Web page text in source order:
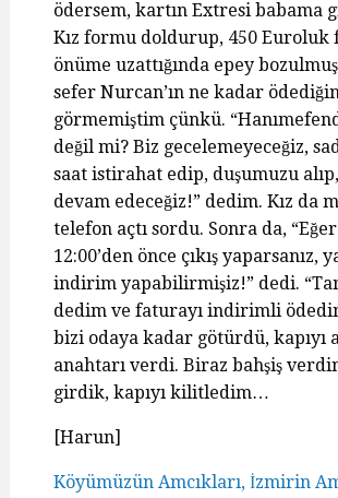
ödersem, kartın Extresi babama
Kız formu doldurup, 450 Euroluk
önüme uzattığında epey
sefer Nurcan’ın ne kadar
görmemiştim çünkü.
değil mi? Biz gecelemeyeceğiz,
saat istirahat edip, duşumuzu
devam edeceğiz!” dedim. Kız da
telefon açtı sordu. Sonra da,
12:00’den önce çıkış yaparsanız,
indirim yapabilirmişiz!” dedi.
dedim ve faturayı indirimli
bizi odaya kadar götürdü, kapıyı
anahtarı verdi. Biraz bahşiş
girdik, kapıyı kilitledim…
[Harun]
Köyümüzün Amcıkları, İzmirin